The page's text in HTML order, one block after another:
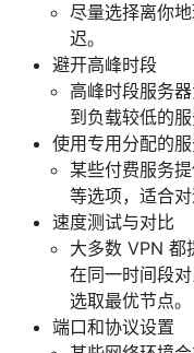
尽量选择离你
迟。
避开高峰时段
高峰时段服务
到负载较低的服
使用专用分配的
某些付费服务
等选项，适合对
速度测试与对比
大多数 VPN 都
在同一时间段
选取最优节点。
端口和协议设置